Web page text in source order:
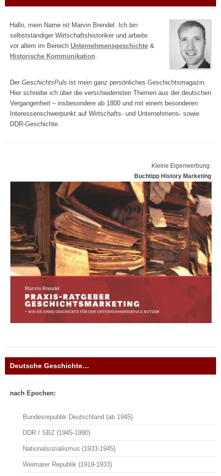
Hallo, mein Name ist Marvin Brendel. Ich bin
selbstständiger Wirtschaftshistoriker und arbeite
vor allem im Bereich Unternehmensgeschichte &
Historische Kommunikation
Der GeschichtsPuls ist mein ganz persönliches Geschichtsmagazin.
Hier schreibe ich über die verschiedensten Themen aus der deutschen
Vergangenheit – insbesondere ab 1800 und mit einem besonderen
Interessenschwerpunkt auf Wirtschafts- und Unternehmens- sowie
DDR-Geschichte.
Kleine Eigenwerbung:
Buchtipp History Marketing
Deutsche Geschichte…
nach Epochen:
Bundesrepublik Deutschland (ab 1945)
DDR / SBZ (1945-1990)
Nationalsozialismus (1933-1945)
Weimarer Republik (1919-1933)